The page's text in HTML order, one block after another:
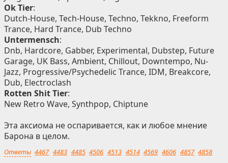
Ok Tier:
Dutch-House, Tech-House, Techno, Tekkno, Freeform
Trance, Hard Trance, Dub Techno
Untermensch:
Dnb, Hardcore, Gabber, Experimental, Dubstep, Future
Garage, UK Bass, Ambient, Chillout, Downtempo, Nu-
Jazz, Progressive/Psychedelic Trance, IDM, Breakcore,
Dub, Electroclash
Rotten Shit Tier:
New Retro Wave, Synthpop, Chiptune
Эта аксиома не оспаривается, как и любое мнение
Барона в целом.
Ответы 4467 4483 4485 4506 4513 4514 4569 4606 4857 4858